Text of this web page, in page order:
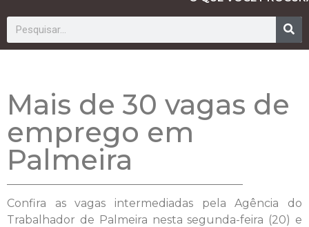
Mais de 30 vagas de
emprego em
Palmeira
Confira as vagas intermediadas pela Agência do
Trabalhador de Palmeira nesta segunda-feira (20) e